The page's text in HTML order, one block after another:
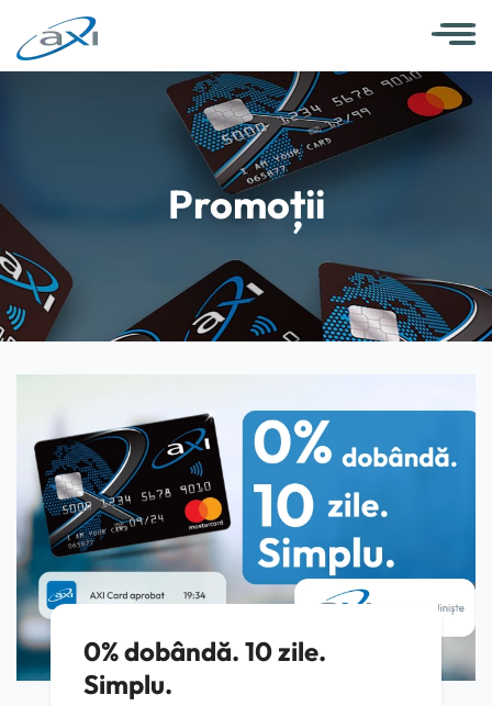
Promoții
0% dobândă. 10 zile.
Simplu.